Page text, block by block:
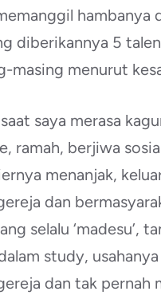
hambanya
diberikannya 5
masing menurut
saya merasa
ramah, berjiwa
menanjak,
dan
selalu ‘madesu’,
study,
dan tak pernah